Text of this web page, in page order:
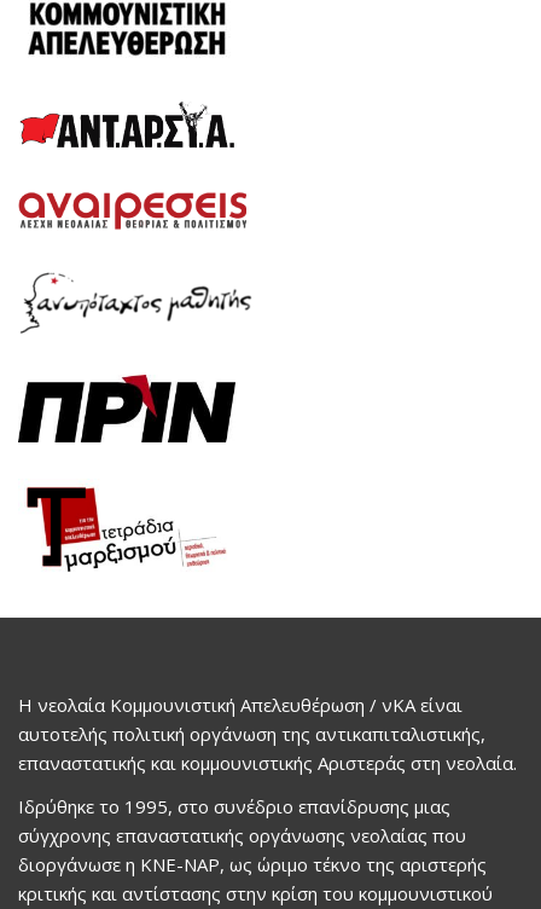
Η νεολαία Κομμουνιστική Απελευθέρωση / νΚΑ είναι
αυτοτελής πολιτική οργάνωση της αντικαπιταλιστικής,
επαναστατικής και κομμουνιστικής Αριστεράς στη νεολαία.
Ιδρύθηκε το 1995, στο συνέδριο επανίδρυσης μιας
σύγχρονης επαναστατικής οργάνωσης νεολαίας που
διοργάνωσε η ΚΝΕ-ΝΑΡ, ως ώριμο τέκνο της αριστερής
κριτικής και αντίστασης στην κρίση του κομμουνιστικού